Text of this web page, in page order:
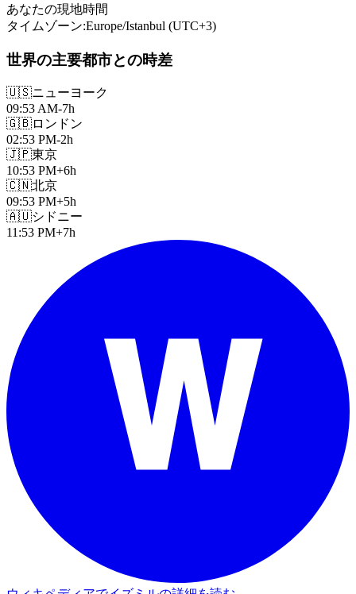
あなたの現地時間
タイムゾーン:Europe/Istanbul (UTC+3)
世界の主要都市との時差
🇺🇸ニューヨーク
09:53 AM-7h
🇬🇧ロンドン
02:53 PM-2h
🇯🇵東京
10:53 PM+6h
🇨🇳北京
09:53 PM+5h
🇦🇺シドニー
11:53 PM+7h